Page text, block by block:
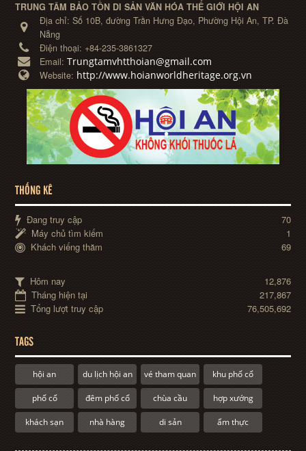
TRUNG TÂM BẢO TỒN DI SẢN VĂN HÓA THẾ GIỚI HỘI AN
Địa chỉ:Số 10B, đường Trần Hưng Đạo, Phường Hội An, TP. Đà
Nẵng
Điện thoại: +84-235-3861327
Email:Trungtamvhtthoian@gmail.com
Website: http://www.hoianworldheritage.org.vn
THỐNG KÊ
Đang truy cập
70
Máy chủ tìm kiếm
1
Khách viếng thăm
69
Hôm nay
12,876
Tháng hiện tại
217,867
Tổng lượt truy cập
76,505,692
TAGS
hội an du lịch hội an vé tham quan khu phố cổ
phố cổ đêm phố cổ chùa cầu hợp xướng
khách sạn nhà hàng di sản ẩm thực